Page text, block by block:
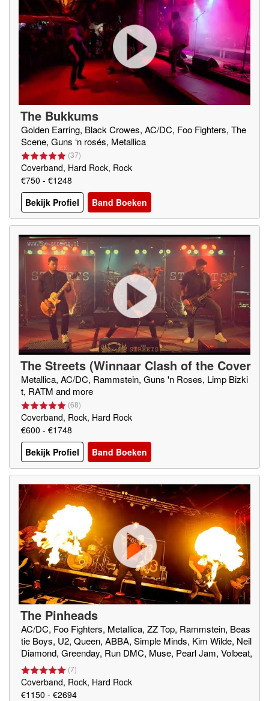
The Bukkums
Golden Earring, Black Crowes, AC/DC, Foo Fighters, The
Scene, Guns ‘n rosés, Metallica
(37)
Coverband, Hard Rock, Rock
€750 - €1248
Bekijk Profiel
Band Boeken
The Streets (Winnaar Clash of the Cover
bands)
Metallica, AC/DC, Rammstein, Guns 'n Roses, Limp Bizki
t, RATM and more
(68)
Coverband, Rock, Hard Rock
€600 - €1748
Bekijk Profiel
Band Boeken
The Pinheads
AC/DC, Foo Fighters, Metallica, ZZ Top, Rammstein, Beas
tie Boys, U2, Queen, ABBA, Simple Minds, Kim Wilde, Neil
Diamond, Greenday, Run DMC, Muse, Pearl Jam, Volbeat,
Nirvana, Cypress Hill, Tenecious D, Dolly Parton, Linkin Pa
rk, Dirty Daddies
(7)
Coverband, Rock, Hard Rock
€1150 - €2694